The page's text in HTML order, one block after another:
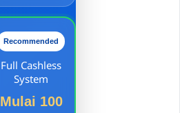
Recommended
Full Cashless
System
Mulai 100